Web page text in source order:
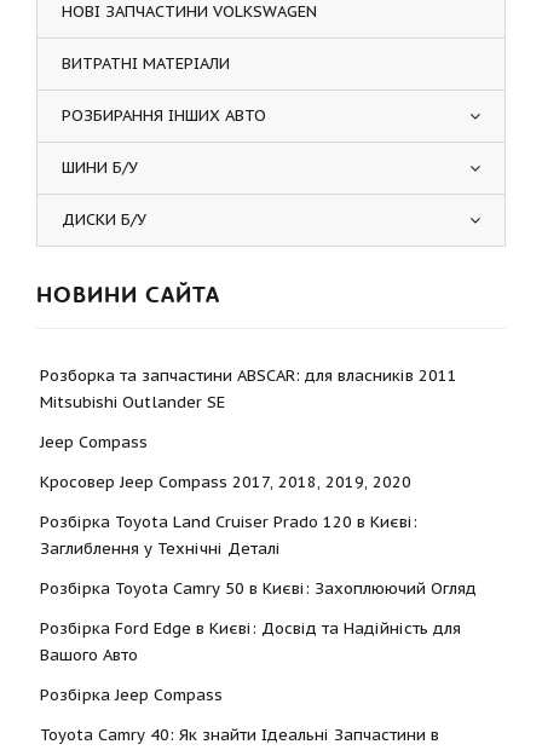
НОВІ ЗАПЧАСТИНИ VOLKSWAGEN
ВИТРАТНІ МАТЕРІАЛИ
РОЗБИРАННЯ ІНШИХ АВТО
ШИНИ Б/У
ДИСКИ Б/У
НОВИНИ САЙТА
Розборка та запчастини ABSCAR: для власників 2011
Mitsubishi Outlander SE
Jeep Compass
Кросовер Jeep Compass 2017, 2018, 2019, 2020
Розбірка Toyota Land Cruiser Prado 120 в Києві:
Заглиблення у Технічні Деталі
Розбірка Toyota Camry 50 в Києві: Захоплюючий Огляд
Розбірка Ford Edge в Києві: Досвід та Надійність для
Вашого Авто
Розбірка Jeep Compass
Toyota Camry 40: Як знайти Ідеальні Запчастини в